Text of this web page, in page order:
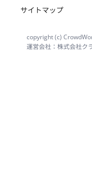
サイトマップ
copyright (c)
運営会社：株式会社ク